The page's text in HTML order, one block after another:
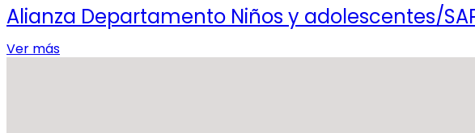
Alianza Departamento Niños y adolescentes/
Ver más